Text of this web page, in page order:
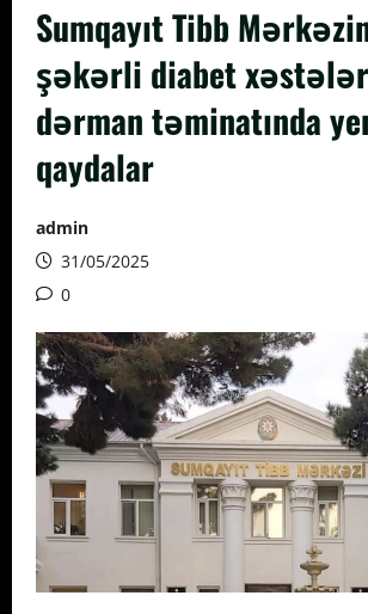
Sumqayıt Tibb
şəkərli diabet
dərman təminatında
qaydalar
admin
31/05/2025
0